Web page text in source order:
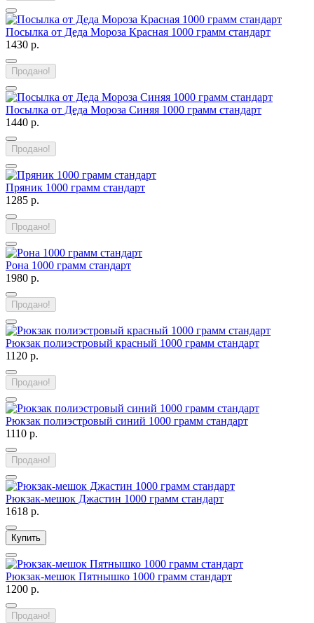
Посылка от Деда Мороза Красная 1000 грамм стандарт
1430 р.
Продано!
Посылка от Деда Мороза Синяя 1000 грамм стандарт
1440 р.
Продано!
Пряник 1000 грамм стандарт
1285 р.
Продано!
Рона 1000 грамм стандарт
1980 р.
Продано!
Рюкзак полиэстровый красный 1000 грамм стандарт
1120 р.
Продано!
Рюкзак полиэстровый синий 1000 грамм стандарт
1110 р.
Продано!
Рюкзак-мешок Джастин 1000 грамм стандарт
1618 р.
Купить
Рюкзак-мешок Пятнышко 1000 грамм стандарт
1200 р.
Продано!